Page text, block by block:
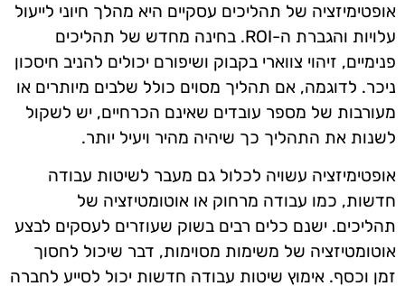
אופטימיזציה של תהליכים עסקיים היא מהלך חיוני לייעול
עלויות והגברת ה-ROI. בחינה מחדש של תהליכים
פנימיים, זיהוי צווארי בקבוק ושיפורם יכולים להניב חיסכון
ניכר. לדוגמה, אם תהליך מסוים כולל שלבים מיותרים או
מעורבות של מספר עובדים שאינם הכרחיים, יש לשקול
לשנות את התהליך כך שיהיה מהיר ויעיל יותר.
אופטימיזציה עשויה לכלול גם מעבר לשיטות עבודה
חדשות, כמו עבודה מרחוק או אוטומטיזציה של
תהליכים. ישנם כלים רבים בשוק שעוזרים לעסקים לבצע
אוטומטיזציה של משימות מסוימות, דבר שיכול לחסוך
זמן וכסף. אימוץ שיטות עבודה חדשות יכול לסייע לחברה